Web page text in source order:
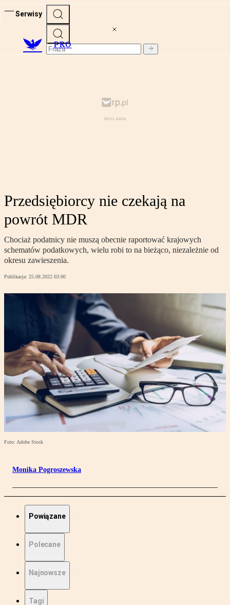
Serwisy
PRO
Przedsiębiorcy nie czekają na
powrót MDR
Chociaż podatnicy nie muszą obecnie raportować krajowych
schematów podatkowych, wielu robi to na bieżąco, niezależnie od
okresu zawieszenia.
Publikacja: 25.08.2022 03:00
Foto: Adobe Stock
Monika Pogroszewska
Powiązane
Polecane
Najnowsze
Tagi